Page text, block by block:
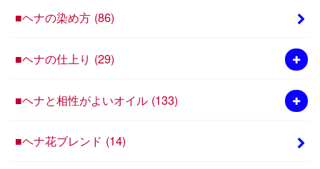
■ヘナの染め方 (86)
■ヘナの仕上り (29)
■ヘナと相性がよいオイル (133)
■ヘナ花ブレンド (14)